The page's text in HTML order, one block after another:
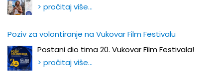
> pročitaj više…
Poziv za volontiranje na Vukovar Film Festivalu
Postani dio tima 20. Vukovar Film Festivala!
> pročitaj više…